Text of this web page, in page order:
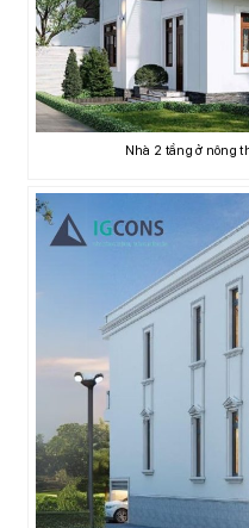
Nhà 2 tầng ở nông